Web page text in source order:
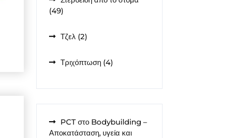
4949
Τζελ 22
Τριχόπτωση 44
PCT στο Bodybuilding –
Αποκατάσταση, υγεία και